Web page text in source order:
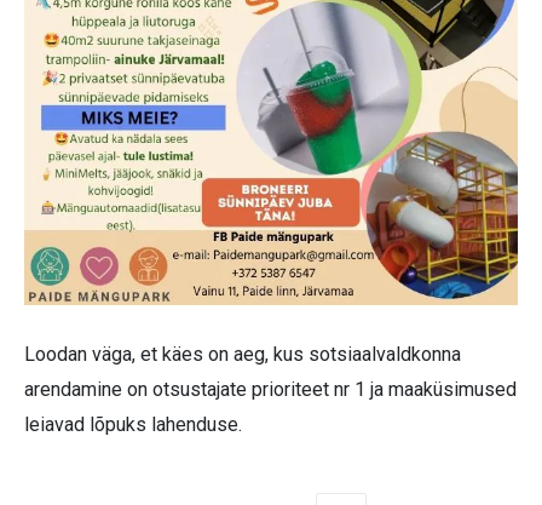
Loodan väga, et käes on aeg, kus sotsiaalvaldkonna
arendamine on otsustajate prioriteet nr 1 ja maaküsimused
leiavad lõpuks lahenduse.